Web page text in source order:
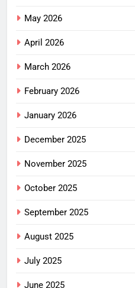
May 2026
April 2026
March 2026
February 2026
January 2026
December 2025
November 2025
October 2025
September 2025
August 2025
July 2025
June 2025